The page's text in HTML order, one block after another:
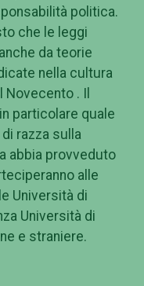
politica.
che le leggi
da teorie
nella cultura
. Il
particolare quale
razza sulla
abbia provveduto
alle
Università di
Università di
e straniere.